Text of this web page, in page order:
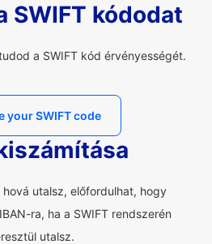
SWIFT kódodat
a SWIFT kód érvényességét.
your SWIFT code
utalsz, előfordulhat, hogy
ra, ha a SWIFT rendszerén
utalsz.